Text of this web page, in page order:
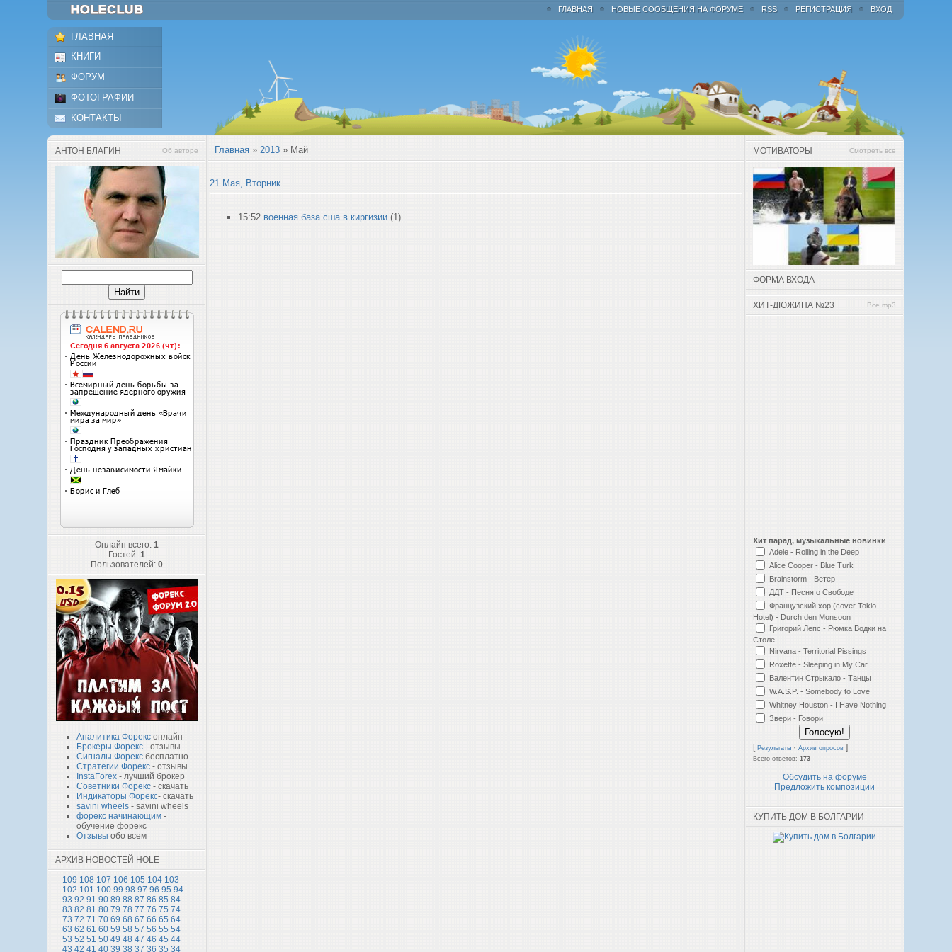
ВХОД
РЕГИСТРАЦИЯ
RSS
НОВЫЕ СООБЩЕНИЯ НА ФОРУМЕ
ГЛАВНАЯ
ГЛАВНАЯ
КНИГИ
ФОРУМ
ФОТОГРАФИИ
КОНТАКТЫ
АНТОН БЛАГИН Об авторе
Онлайн всего:1
Гостей:1
Пользователей:0
Аналитика Форекс онлайн
Брокеры Форекс - отзывы
Сигналы Форекс бесплатно
Стратегии Форекс - отзывы
InstaForex - лучший брокер
Советники Форекс - скачать
Индикаторы Форекс- скачать
savini wheels - savini wheels
форекс начинающим -
обучение форекс
Отзывы обо всем
АРХИВ НОВОСТЕЙ HOLE
109 108 107 106 105 104 103
102 101 100 99 98 97 96 95 94
93 92 91 90 89 88 87 86 85 84
83 82 81 80 79 78 77 76 75 74
73 72 71 70 69 68 67 66 65 64
63 62 61 60 59 58 57 56 55 54
53 52 51 50 49 48 47 46 45 44
43 42 41 40 39 38 37 36 35 34
Главная »2013 » Май
21 Мая, Вторник
15:52 военная база сша в киргизии (1)
МОТИВАТОРЫ Смотреть все
ФОРМА ВХОДА
ХИТ-ДЮЖИНА №23 Все mp3
Хит парад, музыкальные новинки
Adele - Rolling in the Deep
Alice Cooper - Blue Turk
Brainstorm - Ветер
ДДТ - Песня о Свободе
Французский хор (cover Tokio
Hotel) - Durch den Monsoon
Григорий Лепс - Рюмка Водки на
Столе
Nirvana - Territorial Pissings
Roxette - Sleeping in My Car
Валентин Стрыкало - Танцы
W.A.S.P. - Somebody to Love
Whitney Houston - I Have Nothing
Звери - Говори
[Результаты ·Архив опросов ]
Всего ответов:173
Обсудить на форуме
Предложить композиции
КУПИТЬ ДОМ В БОЛГАРИИ